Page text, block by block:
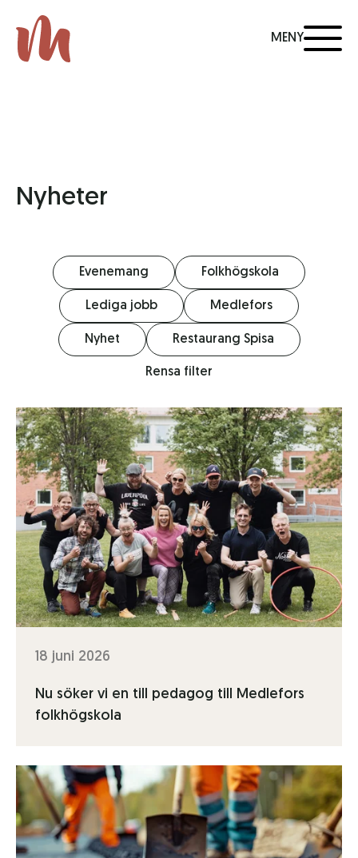
MENY
Nyheter
Evenemang Folkhögskola
Lediga jobb Medlefors
Nyhet Restaurang Spisa
Rensa filter
18 juni 2026
Nu söker vi en till pedagog till Medlefors
folkhögskola